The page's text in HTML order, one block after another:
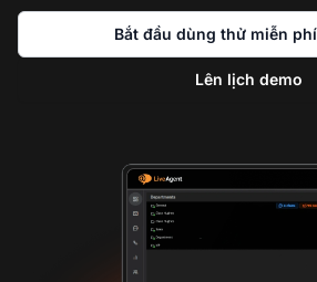
Bắt đầu dùng thử miễn
Lên lịch demo